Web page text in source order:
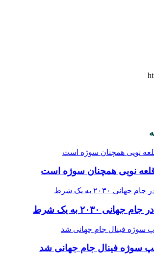
نویی همچنان سوژه است
۲۰۳۰ به یک شرط
سوژه فینال جام جهانی شد